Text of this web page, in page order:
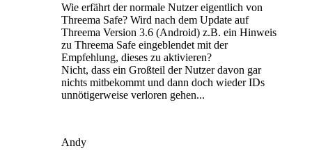
Wie erfährt der normale Nutzer eigentlich von
Threema Safe? Wird nach dem Update auf
Threema Version 3.6 (Android) z.B. ein Hinweis
zu Threema Safe eingeblendet mit der
Empfehlung, dieses zu aktivieren?
Nicht, dass ein Großteil der Nutzer davon gar
nichts mitbekommt und dann doch wieder IDs
unnötigerweise verloren gehen...
Andy